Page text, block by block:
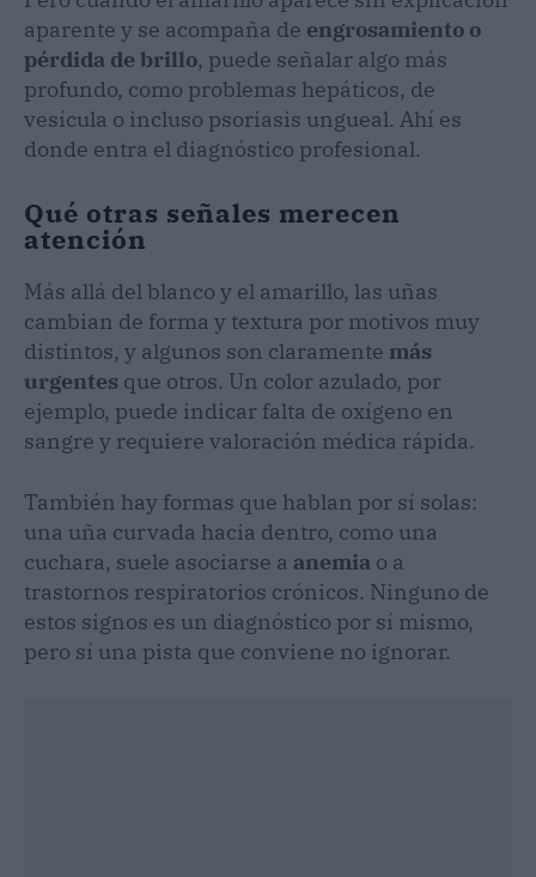
aparente y se acompaña de engrosamiento o
pérdida de brillo, puede señalar algo más
profundo, como problemas hepáticos, de
vesícula o incluso psoriasis ungueal. Ahí es
donde entra el diagnóstico profesional.
Qué otras señales merecen
atención
Más allá del blanco y el amarillo, las uñas
cambian de forma y textura por motivos muy
distintos, y algunos son claramente más
urgentes que otros. Un color azulado, por
ejemplo, puede indicar falta de oxígeno en
sangre y requiere valoración médica rápida.
También hay formas que hablan por sí solas:
una uña curvada hacia dentro, como una
cuchara, suele asociarse a anemia o a
trastornos respiratorios crónicos. Ninguno de
estos signos es un diagnóstico por sí mismo,
pero sí una pista que conviene no ignorar.